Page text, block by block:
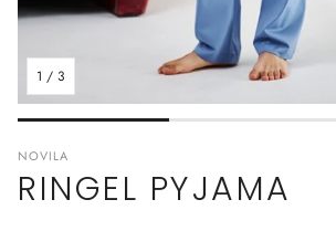
1 / 3
NOVILA
RINGEL PYJAMA